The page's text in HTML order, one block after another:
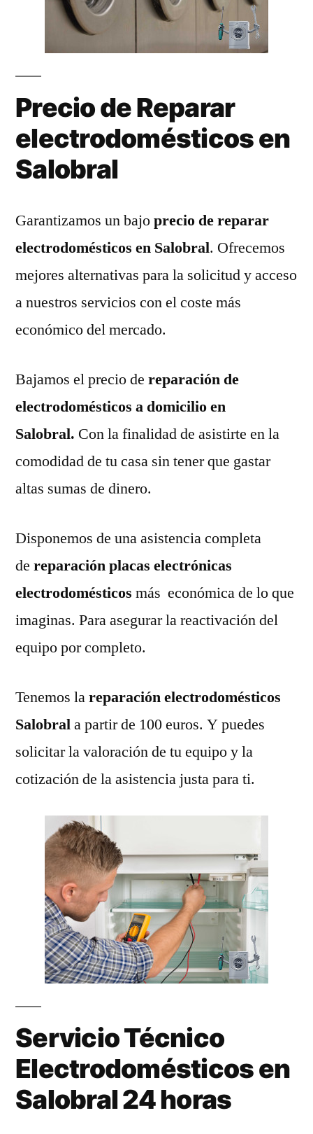
Precio de Reparar
electrodomésticos en
Salobral
Garantizamos un bajoprecio de reparar
electrodomésticos en Salobral. Ofrecemos
mejores alternativas para la solicitud y acceso
a nuestros servicios con el coste más
económico del mercado.
Bajamos el precio de reparación de
electrodomésticos a domicilio en
Salobral. Con la finalidad de asistirte en la
comodidad de tu casa sin tener que gastar
altas sumas de dinero.
Disponemos de una asistencia completa
de reparación placas electrónicas
electrodomésticos más económica de lo que
imaginas. Para asegurar la reactivación del
equipo por completo.
Tenemos lareparación electrodomésticos
Salobrala partir de 100 euros. Y puedes
solicitar la valoración de tu equipo y la
cotización de la asistencia justa para ti.
Servicio Técnico
Electrodomésticos en
Salobral 24 horas